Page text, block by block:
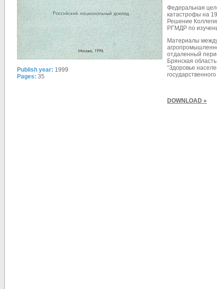
Publish year: 1999
Pages: 35
Федеральная
катастрофы на
Решение
РГМДР по
Материалы
отдаленный
Брянская область
“Здоровье
DOWNLOAD »